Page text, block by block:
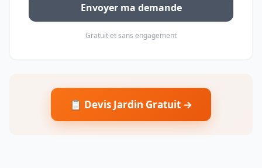
Envoyer ma demande
Gratuit et sans engagement
📋 Devis Jardin Gratuit →